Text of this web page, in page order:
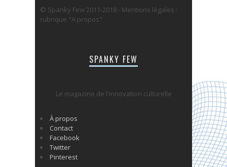
© Spanky Few 2011-2018 - Mentions légales :
rubrique "A propos"
SPANKY FEW
Le magazine de l'innovation culturelle
À propos
Contact
Facebook
Twitter
Pinterest